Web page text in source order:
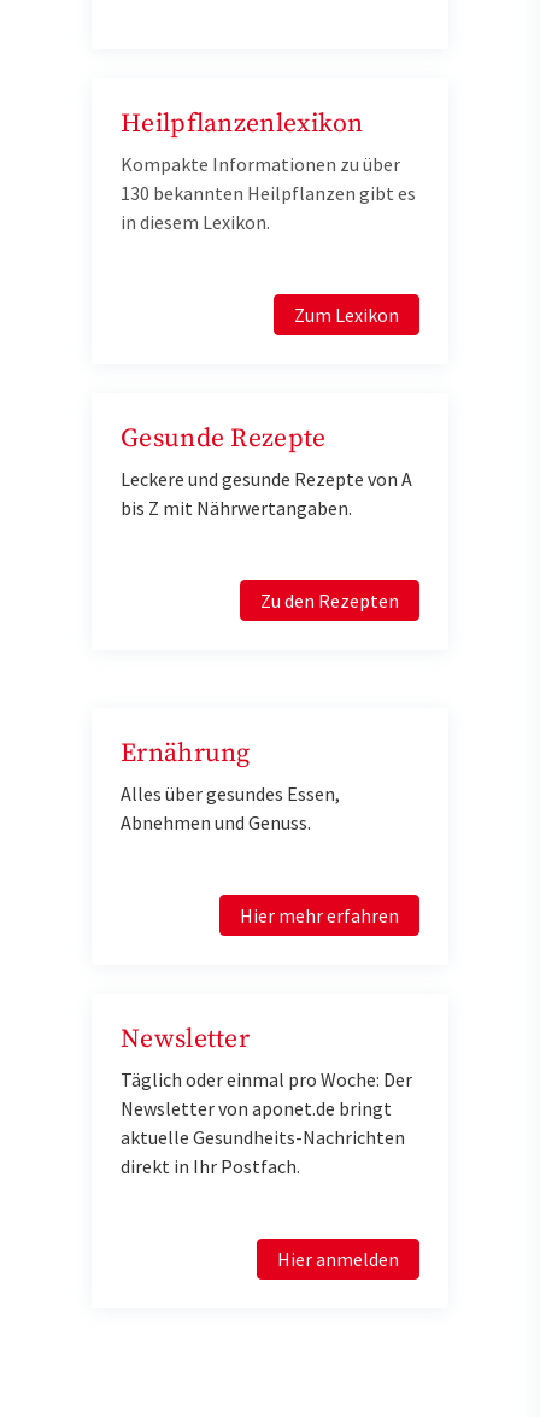
Heilpflanzenlexikon
Kompakte Informationen zu über
130 bekannten Heilpflanzen gibt es
in diesem Lexikon.
Zum Lexikon
Gesunde Rezepte
Leckere und gesunde Rezepte von A
bis Z mit Nährwertangaben.
Zu den Rezepten
Ernährung
Alles über gesundes Essen,
Abnehmen und Genuss.
Hier mehr erfahren
Newsletter
Täglich oder einmal pro Woche: Der
Newsletter von aponet.de bringt
aktuelle Gesundheits-Nachrichten
direkt in Ihr Postfach.
Hier anmelden